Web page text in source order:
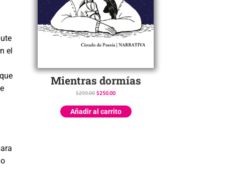
el
Mientras dormías
$299.00 $250.00
Añadir al carrito